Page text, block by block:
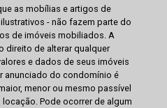
as mobílias e artigos de
- não fazem parte do
de imóveis mobiliados. A
direito de alterar qualquer
e dados de seus imóveis
anunciado do condomínio é
menor ou mesmo passível
Pode ocorrer de algum